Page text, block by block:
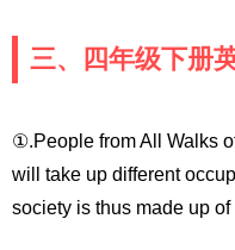
三、四年级下册
①.People from All Walks
will take up different
society is thus made up of